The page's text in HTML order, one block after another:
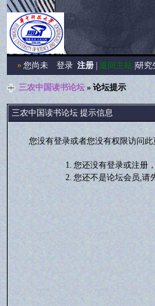
»您尚未 登录 注册| 返回主站| 研究
三农中国读书论坛» 论坛提示
三农中国读书论坛 提示信息
您没有登录或者您没有权限访问
您还没有登录或注册
您还不是论坛会员,请